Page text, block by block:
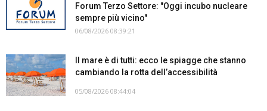
Forum Terzo Settore: "Oggi incubo nucleare
sempre più vicino"
06/08/2026 08:39:21
Il mare è di tutti: ecco le spiagge che stanno
cambiando la rotta dell’accessibilità
05/08/2026 08:44:04